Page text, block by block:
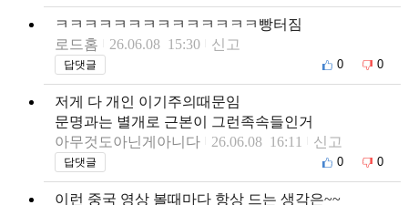
ㅋㅋㅋㅋㅋㅋㅋㅋㅋㅋㅋㅋㅋㅋ빵터짐
로드홈
26.06.08 15:30 신고
답댓글 0 0
저게 다 개인 이기주의때문임
문명과는 별개로 근본이 그런족속들인거
아무것도아닌게아니다
26.06.08 16:11 신고
답댓글 0 0
이런 중국 영상 볼때마다 항상 드는 생각은~~